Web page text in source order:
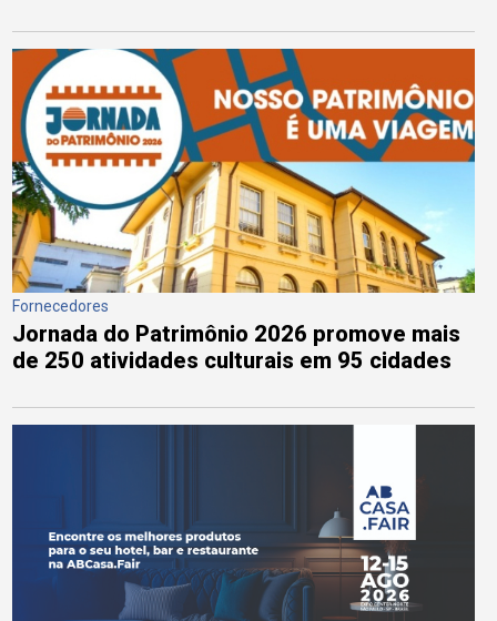
Fornecedores
Jornada do Patrimônio 2026 promove mais
de 250 atividades culturais em 95 cidades